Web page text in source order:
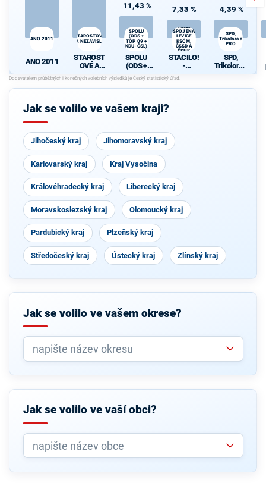
ANO 2011
ANO 2011
STAROSTOVÉ
A NEZÁVISLÍ
STAROST
OVÉ A
NEZÁVISL
Í
11,43 %
SPOLU
(ODS +
TOP 09 +
KDU-ČSL)
SPOLU
(ODS +
TOP 09 +
KDU-ČSL)
7,33 %
STAČILO! -
SPOJENÁ
LEVICE
KSČM,
ČSSD A
ČSNS
STAČILO!
-
SPOJENÁ
LEVICE
KSČM,
4,39 %
SPD,
Trikolora a
PRO
SPD,
Trikolora a
PRO
Jak se volilo ve vašem kraji?
Jihočeský kraj Jihomoravský kraj
Karlovarský kraj Kraj Vysočina
Královéhradecký kraj Liberecký kraj
Moravskoslezský kraj Olomoucký kraj
Pardubický kraj Plzeňský kraj
Středočeský kraj Ústecký kraj Zlínský kraj
Jak se volilo ve vašem okrese?
Jak se volilo ve vaší obci?